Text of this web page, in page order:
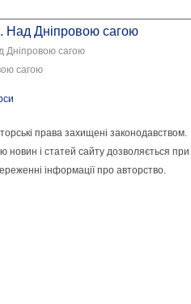
Над Дніпровою сагою
Дніпровою сагою
сагою
права захищені законодавством.
і статей сайту дозволяється при
інформації про авторство.